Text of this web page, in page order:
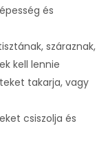
és
száraznak,
kell lennie
takarja, vagy
csiszolja és